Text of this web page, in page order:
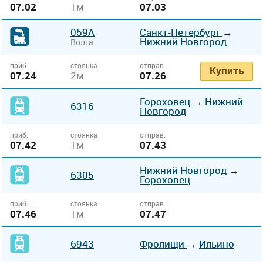
07.02 1м
07.03
059А
Волга
Санкт-Петербург →
Нижний Новгород
приб.
07.24
стоянка
2м
отправ.
07.26 Купить
6316 Гороховец → Нижний
Новгород
приб.
07.42
стоянка
1м
отправ.
07.43
6305 Нижний Новгород →
Гороховец
приб.
07.46
стоянка
1м
отправ.
07.47
6943 Фролищи → Ильино